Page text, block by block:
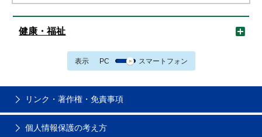
健康・福祉
表示 PC スマートフォン
リンク・著作権・免責事項
個人情報保護の考え方